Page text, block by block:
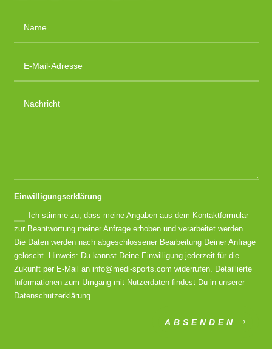
Einwilligungserklärung
Ich stimme zu, dass meine Angaben aus dem Kontaktformular
zur Beantwortung meiner Anfrage erhoben und verarbeitet werden.
Die Daten werden nach abgeschlossener Bearbeitung Deiner Anfrage
gelöscht. Hinweis: Du kannst Deine Einwilligung jederzeit für die
Zukunft per E-Mail an info@medi-sports.com widerrufen. Detaillierte
Informationen zum Umgang mit Nutzerdaten findest Du in unserer
Datenschutzerklärung.
ABSENDEN